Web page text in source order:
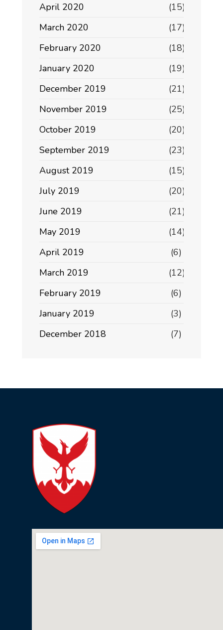
April 2020
(15)
March 2020
(17)
February 2020
(18)
January 2020
(19)
December 2019
(21)
November 2019
(25)
October 2019
(20)
September 2019
(23)
August 2019
(15)
July 2019
(20)
June 2019
(21)
May 2019
(14)
April 2019
(6)
March 2019
(12)
February 2019
(6)
January 2019
(3)
December 2018
(7)